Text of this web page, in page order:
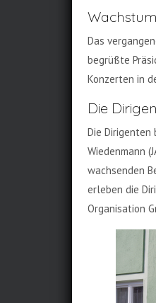
Das
begrüßte
Konzerten in
Die
Die Dirigenten
Wiedenmann
wachsenden
erleben die
Organisation